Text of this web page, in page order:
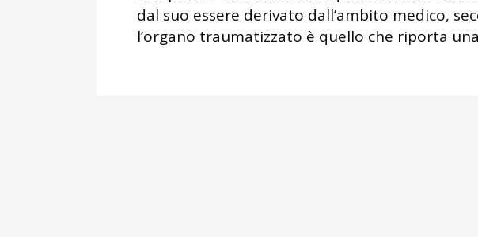
dal suo essere derivato dall’ambito medico,
l’organo traumatizzato è quello che riporta